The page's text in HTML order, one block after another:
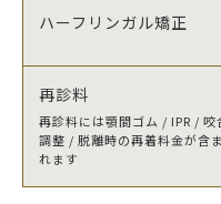
ハーフリンガル矯正
再診料
再診料には顎間ゴム / IPR / 咬
調整 / 脱離時の再着料金が含ま
れます